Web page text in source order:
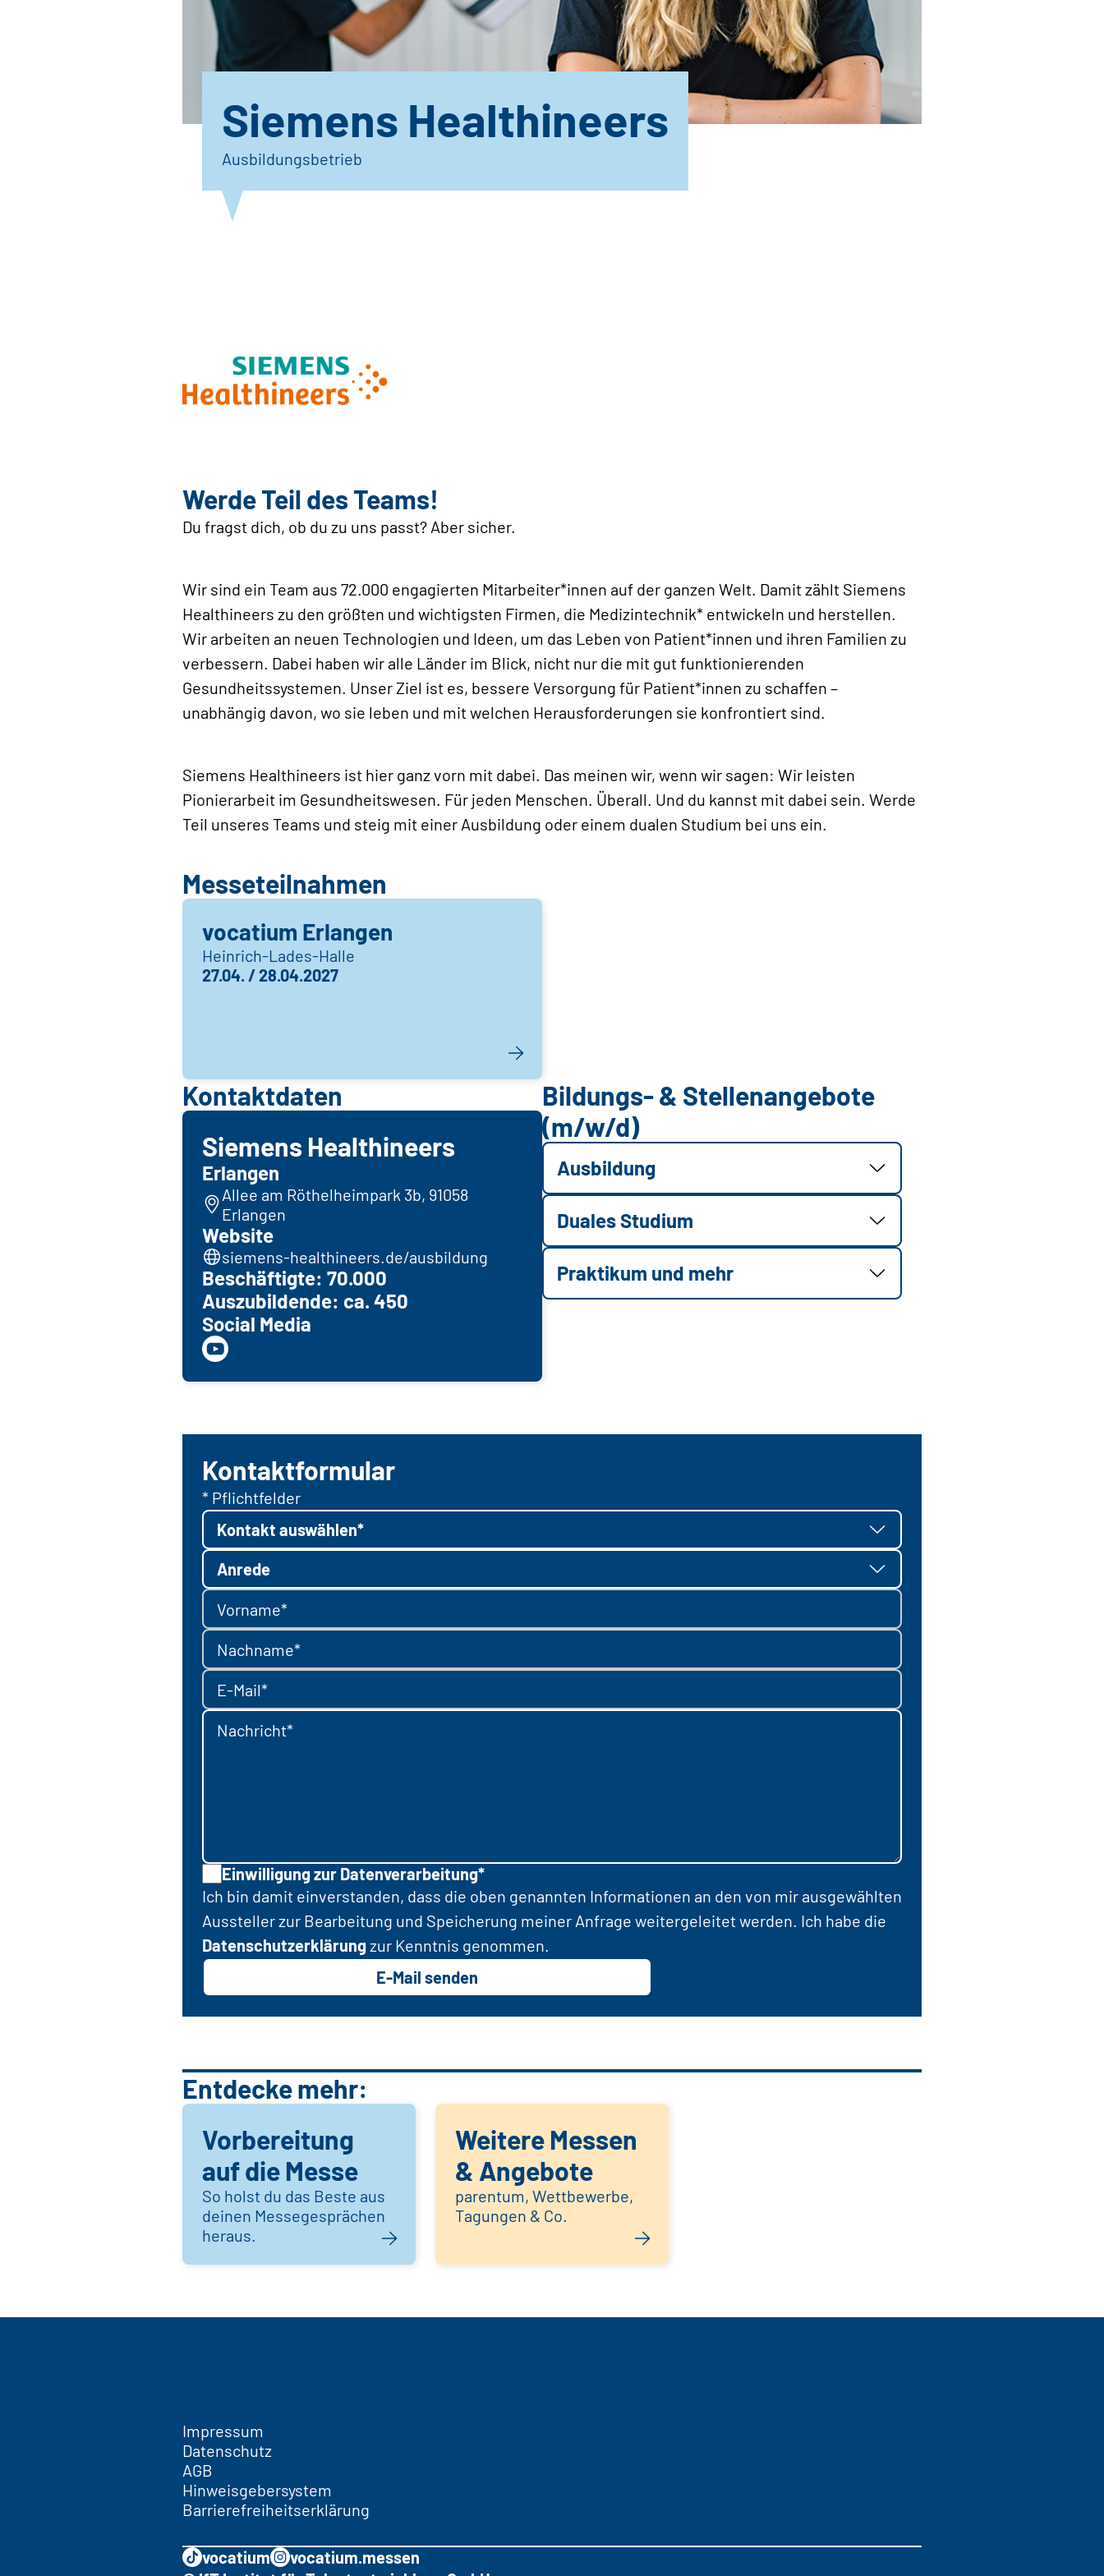
Siemens Healthineers
Ausbildungsbetrieb
Werde Teil des Teams!
Du fragst dich, ob du zu uns passt? Aber sicher.
Wir sind ein Team aus 72.000 engagierten Mitarbeiter*innen auf der ganzen Welt. Damit zählt Siemens
Healthineers zu den größten und wichtigsten Firmen, die Medizintechnik* entwickeln und herstellen.
Wir arbeiten an neuen Technologien und Ideen, um das Leben von Patient*innen und ihren Familien zu
verbessern. Dabei haben wir alle Länder im Blick, nicht nur die mit gut funktionierenden
Gesundheitssystemen. Unser Ziel ist es, bessere Versorgung für Patient*innen zu schaffen –
unabhängig davon, wo sie leben und mit welchen Herausforderungen sie konfrontiert sind.
Siemens Healthineers ist hier ganz vorn mit dabei. Das meinen wir, wenn wir sagen: Wir leisten
Pionierarbeit im Gesundheitswesen. Für jeden Menschen. Überall. Und du kannst mit dabei sein. Werde
Teil unseres Teams und steig mit einer Ausbildung oder einem dualen Studium bei uns ein.
Messeteilnahmen
vocatium Erlangen
Heinrich-Lades-Halle
27.04. / 28.04.2027
Kontaktdaten
Siemens Healthineers
Erlangen
Allee am Röthelheimpark 3b, 91058
Erlangen
Website
siemens-healthineers.de/ausbildung
Beschäftigte: 70.000
Auszubildende: ca. 450
Social Media
Bildungs- & Stellenangebote
(m/w/d)
Ausbildung
Duales Studium
Praktikum und mehr
Kontaktformular
* Pflichtfelder
Kontakt auswählen*
Anrede
Vorname*
Nachname*
E-Mail*
Nachricht*
Einwilligung zur Datenverarbeitung*
Ich bin damit einverstanden, dass die oben genannten Informationen an den von mir ausgewählten
Aussteller zur Bearbeitung und Speicherung meiner Anfrage weitergeleitet werden. Ich habe die
Datenschutzerklärungzur Kenntnis genommen.
E-Mail senden
Entdecke mehr:
Vorbereitung
auf die Messe
So holst du das Beste aus
deinen Messegesprächen
heraus.
Weitere Messen
& Angebote
parentum, Wettbewerbe,
Tagungen & Co.
Impressum
Datenschutz
AGB
Hinweisgebersystem
Barrierefreiheitserklärung
vocatium
vocatium.messen